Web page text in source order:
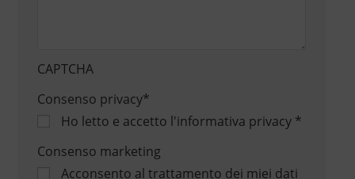
CAPTCHA
Consenso privacy*
Ho letto e accetto l'informativa privacy*
Consenso marketing
Acconsento al trattamento dei miei dati